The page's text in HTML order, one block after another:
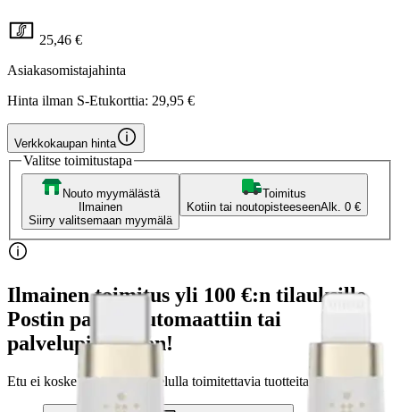
25,46 €
Asiakasomistajahinta
Hinta ilman S-Etukorttia: 29,95 €
Verkkokaupan hinta
Valitse toimitustapa
Nouto myymälästä
Ilmainen
Siirry valitsemaan myymälä
Toimitus
Kotiin tai noutopisteeseenAlk. 0 €
Ilmainen toimitus yli 100 €:n tilauksille
Postin pakettiautomaattiin tai
palvelupisteeseen!
Etu ei koske Suuri‑lisäpalvelulla toimitettavia tuotteita.